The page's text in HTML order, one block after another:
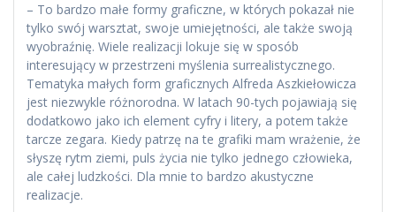
– To bardzo małe formy graficzne, w których pokazał nie
tylko swój warsztat, swoje umiejętności, ale także swoją
wyobraźnię. Wiele realizacji lokuje się w sposób
interesujący w przestrzeni myślenia surrealistycznego.
Tematyka małych form graficznych Alfreda Aszkiełowicza
jest niezwykle różnorodna. W latach 90-tych pojawiają się
dodatkowo jako ich element cyfry i litery, a potem także
tarcze zegara. Kiedy patrzę na te grafiki mam wrażenie, że
słyszę rytm ziemi, puls życia nie tylko jednego człowieka,
ale całej ludzkości. Dla mnie to bardzo akustyczne
realizacje.